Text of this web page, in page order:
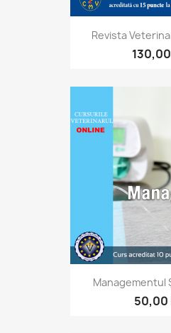
Revista
Managementul
50,00